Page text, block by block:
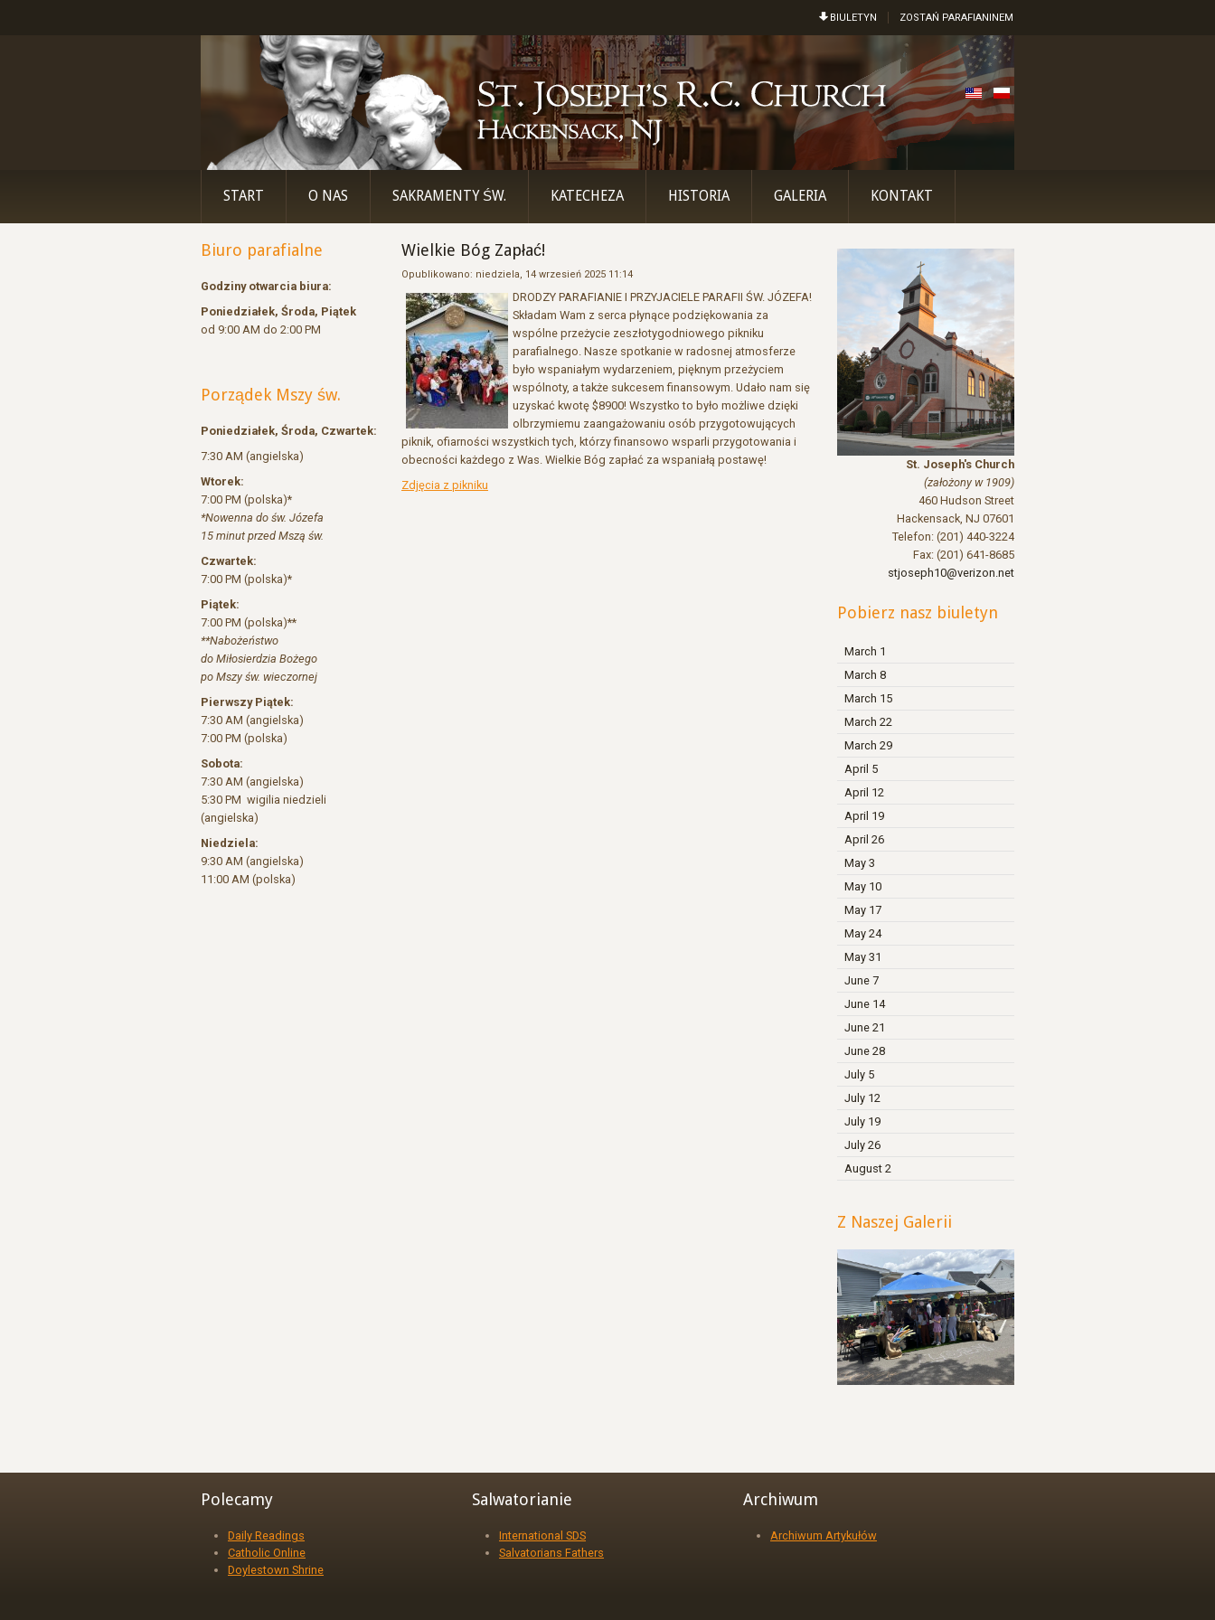
BIULETYN ZOSTAŃ PARAFIANINEM
START O NAS SAKRAMENTY ŚW. KATECHEZA HISTORIA GALERIA KONTAKT
Biuro parafialne
Godziny otwarcia biura:
Poniedziałek, Środa, Piątek
od 9:00 AM do 2:00 PM
Porządek Mszy św.
Poniedziałek, Środa, Czwartek:
7:30 AM (angielska)
Wtorek:
7:00 PM (polska)*
*Nowenna do św. Józefa
15 minut przed Mszą św.
Czwartek:
7:00 PM (polska)*
Piątek:
7:00 PM (polska)**
**Nabożeństwo
do Miłosierdzia Bożego
po Mszy św. wieczornej
Pierwszy Piątek:
7:30 AM (angielska)
7:00 PM (polska)
Sobota:
7:30 AM (angielska)
5:30 PM wigilia niedzieli
(angielska)
Niedziela:
9:30 AM (angielska)
11:00 AM (polska)
Wielkie Bóg Zapłać!
Opublikowano: niedziela, 14 wrzesień 2025 11:14
DRODZY PARAFIANIE I PRZYJACIELE PARAFII ŚW. JÓZEFA!
Składam Wam z serca płynące podziękowania za
wspólne przeżycie zeszłotygodniowego pikniku
parafialnego. Nasze spotkanie w radosnej atmosferze
było wspaniałym wydarzeniem, pięknym przeżyciem
wspólnoty, a także sukcesem finansowym. Udało nam się
uzyskać kwotę $8900! Wszystko to było możliwe dzięki
olbrzymiemu zaangażowaniu osób przygotowujących
piknik, ofiarności wszystkich tych, którzy finansowo wsparli przygotowania i
obecności każdego z Was. Wielkie Bóg zapłać za wspaniałą postawę!
Zdjęcia z pikniku
St. Joseph's Church
(założony w 1909)
460 Hudson Street
Hackensack, NJ 07601
Telefon: (201) 440-3224
Fax: (201) 641-8685
stjoseph10@verizon.net
Pobierz nasz biuletyn
March 1
March 8
March 15
March 22
March 29
April 5
April 12
April 19
April 26
May 3
May 10
May 17
May 24
May 31
June 7
June 14
June 21
June 28
July 5
July 12
July 19
July 26
August 2
Z Naszej Galerii
Polecamy
Daily Readings
Catholic Online
Doylestown Shrine
Salwatorianie
International SDS
Salvatorians Fathers
Archiwum
Archiwum Artykułów